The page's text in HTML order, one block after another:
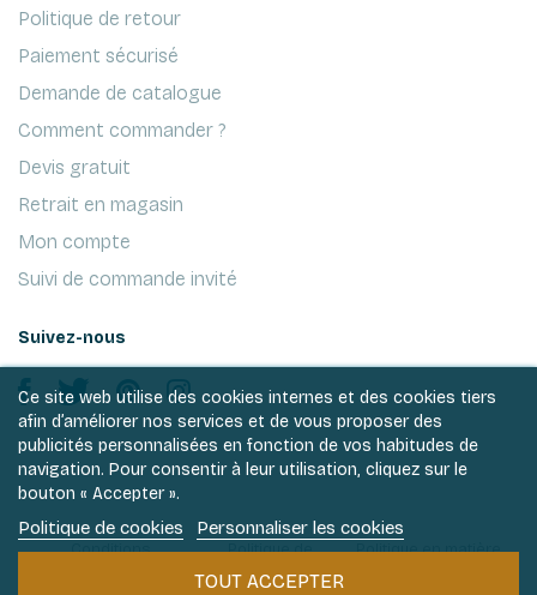
Politique de retour
Paiement sécurisé
Demande de catalogue
Comment commander ?
Devis gratuit
Retrait en magasin
Mon compte
Suivi de commande invité
Suivez-nous
Ce site web utilise des cookies internes et des cookies tiers
afin d’améliorer nos services et de vous proposer des
publicités personnalisées en fonction de vos habitudes de
navigation. Pour consentir à leur utilisation, cliquez sur le
bouton « Accepter ».
Politique de cookies Personnaliser les cookies
TOUT ACCEPTER
Conditions
Politique de
vie privée
Politique en matière